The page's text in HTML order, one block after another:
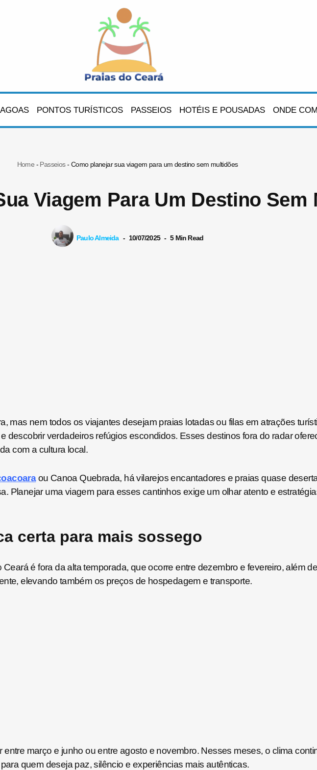
PONTOS TURÍSTICOS PASSEIOS HOTÉIS E POUSADAS ONDE
Home - Passeios- Como planejar sua viagem para um destino sem multidões
Viagem Para Um Destino Sem
Paulo Almeida 10/07/2025 5 Min Read
mas nem todos os viajantes desejam praias lotadas ou filas em atrações
descobrir verdadeiros refúgios escondidos. Esses destinos fora do radar
com a cultura local.
ou Canoa Quebrada, há vilarejos encantadores e praias quase
uma viagem para esses cantinhos exige um olhar atento e
certa para mais sossego
é fora da alta temporada, que ocorre entre dezembro e fevereiro, além
elevando também os preços de hospedagem e transporte.
entre março e junho ou entre agosto e novembro. Nesses meses, o clima
quem deseja paz, silêncio e experiências mais autênticas.